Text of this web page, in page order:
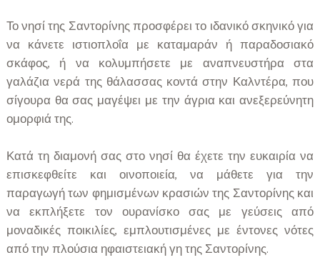
Το νησί της Σαντορίνης προσφέρει το ιδανικό σκηνικό για
να κάνετε ιστιοπλοΐα με καταμαράν ή παραδοσιακό
σκάφος, ή να κολυμπήσετε με αναπνευστήρα στα
γαλάζια νερά της θάλασσας κοντά στην Καλντέρα, που
σίγουρα θα σας μαγέψει με την άγρια και ανεξερεύνητη
ομορφιά της.
Κατά τη διαμονή σας στο νησί θα έχετε την ευκαιρία να
επισκεφθείτε και οινοποιεία, να μάθετε για την
παραγωγή των φημισμένων κρασιών της Σαντορίνης και
να εκπλήξετε τον ουρανίσκο σας με γεύσεις από
μοναδικές ποικιλίες, εμπλουτισμένες με έντονες νότες
από την πλούσια ηφαιστειακή γη της Σαντορίνης.